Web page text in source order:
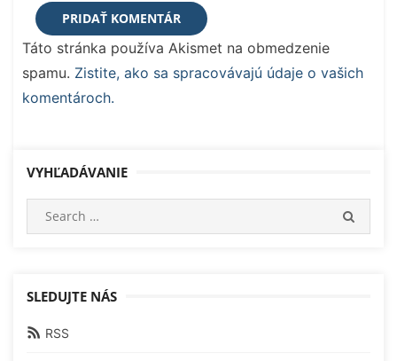
Táto stránka používa Akismet na obmedzenie
spamu. Zistite, ako sa spracovávajú údaje o vašich
komentároch.
VYHĽADÁVANIE
SLEDUJTE NÁS
RSS